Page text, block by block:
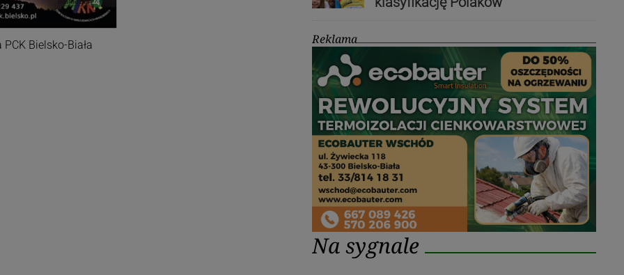
Bielsko-Biała Reklama
Na sygnale